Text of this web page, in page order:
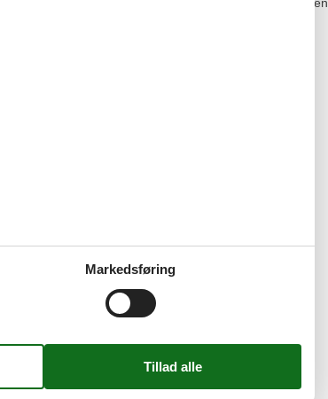
nicht erwünscht ist.
Fall die Kurtaxe. Das Wäschepaket beinhaltet die
Markedsføring